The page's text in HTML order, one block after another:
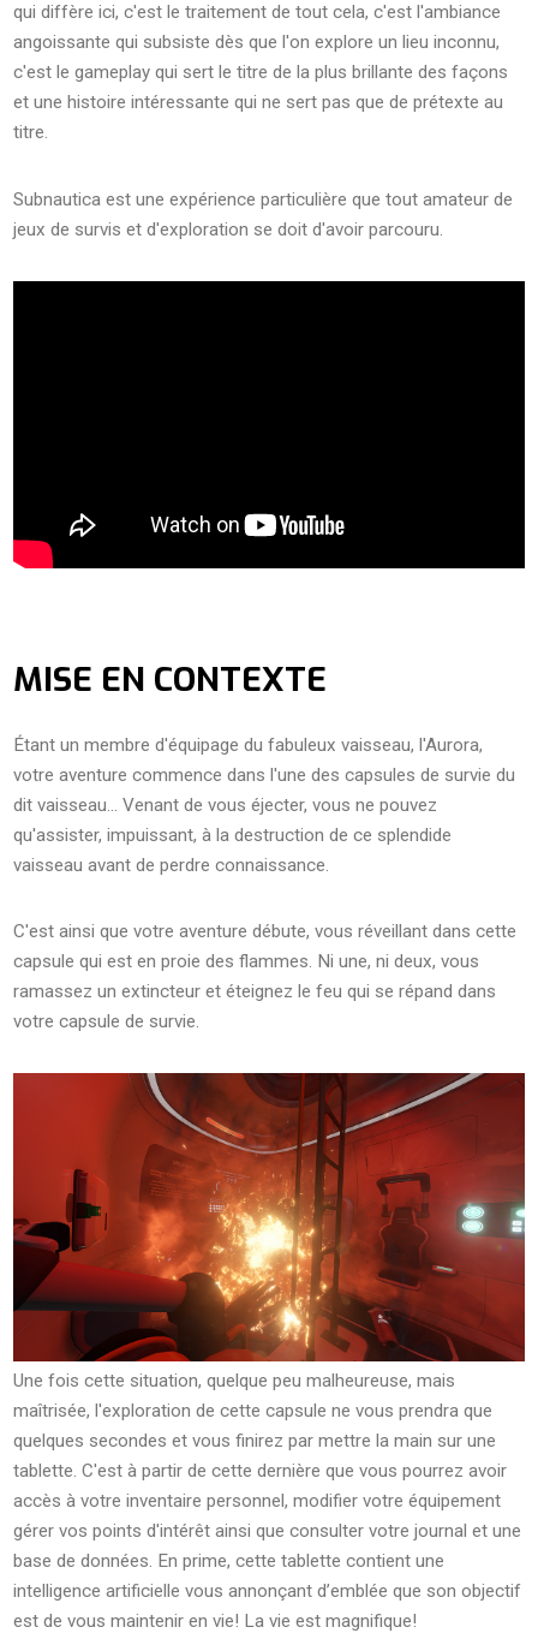
qui diffère ici, c'est le traitement de tout cela, c'est l'ambiance
angoissante qui subsiste dès que l'on explore un lieu inconnu,
c'est le gameplay qui sert le titre de la plus brillante des façons
et une histoire intéressante qui ne sert pas que de prétexte au
titre.
Subnautica est une expérience particulière que tout amateur de
jeux de survis et d'exploration se doit d'avoir parcouru.
MISE EN CONTEXTE
Étant un membre d'équipage du fabuleux vaisseau, l'Aurora,
votre aventure commence dans l'une des capsules de survie du
dit vaisseau... Venant de vous éjecter, vous ne pouvez
qu'assister, impuissant, à la destruction de ce splendide
vaisseau avant de perdre connaissance.
C'est ainsi que votre aventure débute, vous réveillant dans cette
capsule qui est en proie des flammes. Ni une, ni deux, vous
ramassez un extincteur et éteignez le feu qui se répand dans
votre capsule de survie.
Une fois cette situation, quelque peu malheureuse, mais
maîtrisée, l'exploration de cette capsule ne vous prendra que
quelques secondes et vous finirez par mettre la main sur une
tablette. C'est à partir de cette dernière que vous pourrez avoir
accès à votre inventaire personnel, modifier votre équipement
gérer vos points d'intérêt ainsi que consulter votre journal et une
base de données. En prime, cette tablette contient une
intelligence artificielle vous annonçant d’emblée que son objectif
est de vous maintenir en vie! La vie est magnifique!